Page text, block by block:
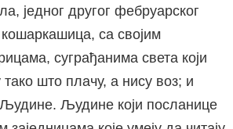
једног другог фебруарског
са својим
суграђанима света који
тако што плачу, а нису воз; и
Људине који посланице